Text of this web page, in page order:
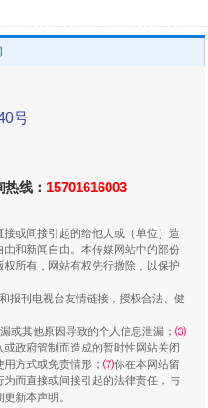
还老百姓一个明白家底
号
线： 15701616003
或间接引起的给他人或（单位）造
和新闻自由。本传媒网站中的部份
所有，网站有权先行撤除，以保护
报刊电视台友情链接，授权合法、健
或其他原因导致的个人信息泄漏； ⑶
政府管制而造成的暂时性网站关闭
方式或免责情形； ⑺你在本网站留
而直接或间接引起的法律责任，与
新本声明。